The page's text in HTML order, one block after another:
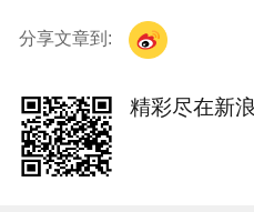
分享文章到:
精彩尽在新